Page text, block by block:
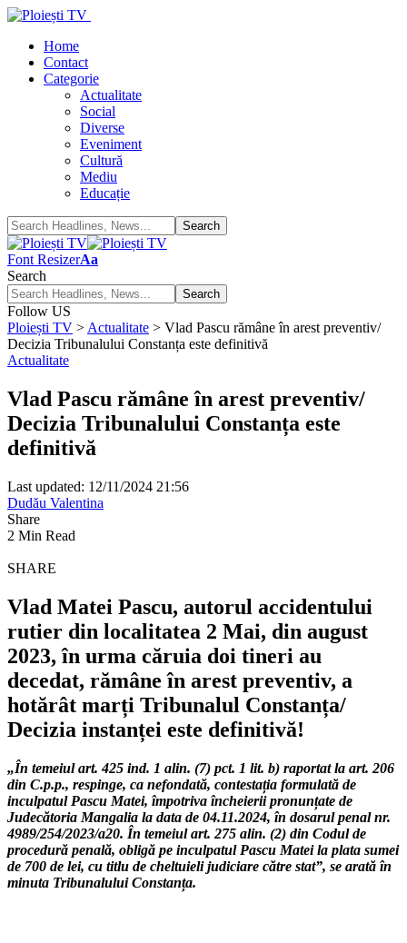
Home
Contact
Categorie
Actualitate
Social
Diverse
Eveniment
Cultură
Mediu
Educație
Font ResizerAa
Search
Follow US
Ploiești TV > Actualitate > Vlad Pascu rămâne în arest preventiv/
Decizia Tribunalului Constanța este definitivă
Actualitate
Vlad Pascu rămâne în arest preventiv/
Decizia Tribunalului Constanța este
definitivă
Last updated: 12/11/2024 21:56
Dudău Valentina
Share
2 Min Read
SHARE
Vlad Matei Pascu, autorul accidentului
rutier din localitatea 2 Mai, din august
2023, în urma căruia doi tineri au
decedat, rămâne în arest preventiv, a
hotărât marți Tribunalul Constanța/
Decizia instanței este definitivă!
„În temeiul art. 425 ind. 1 alin. (7) pct. 1 lit. b) raportat la art. 206
din C.p.p., respinge, ca nefondată, contestația formulată de
inculpatul Pascu Matei, împotriva încheierii pronunțate de
Judecătoria Mangalia la data de 04.11.2024, în dosarul penal nr.
4989/254/2023/a20. În temeiul art. 275 alin. (2) din Codul de
procedură penală, obligă pe inculpatul Pascu Matei la plata sumei
de 700 de lei, cu titlu de cheltuieli judiciare către stat”, se arată în
minuta Tribunalului Constanța.